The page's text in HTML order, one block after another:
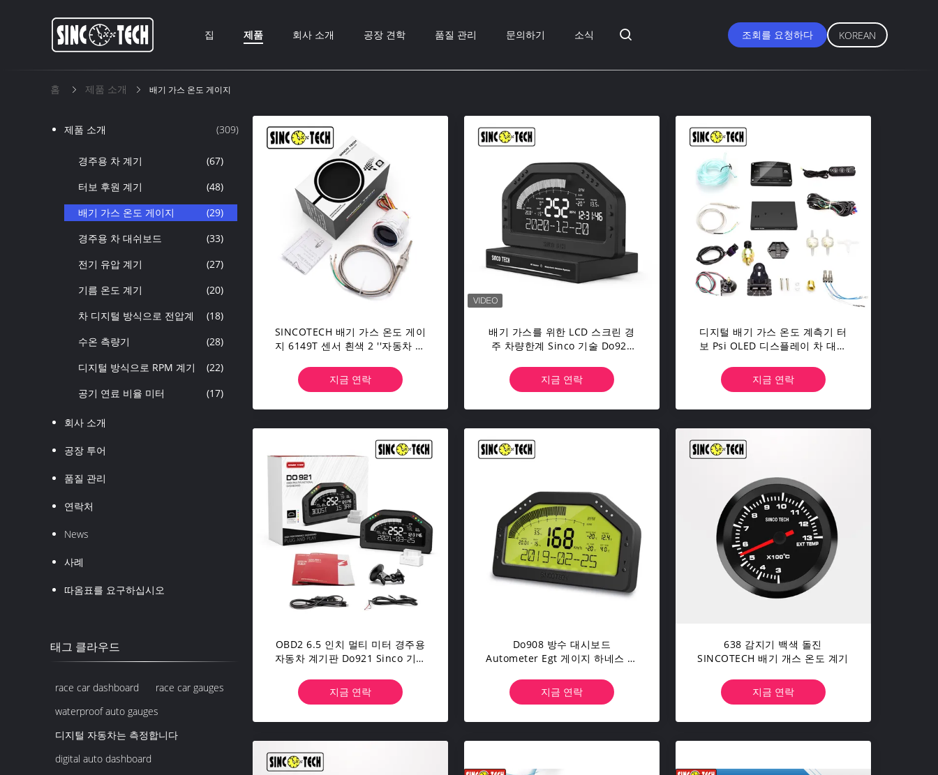
집 제품 회사 소개 공장 견학 품질 관리 문의하기 소식 조회를 요청하다 KOREAN
홈 제품 소개 배기 가스 온도 게이지
제품 소개 (309)
경주용 차 계기
(67)
터보 후원 계기
(48)
배기 가스 온도 게이지
(29)
경주용 차 대쉬보드
(33)
전기 유압 계기
(27)
기름 온도 계기
(20)
차 디지털 방식으로 전압계
(18)
수온 측량기
(28)
디지털 방식으로 RPM 계기
(22)
공기 연료 비율 미터
(17)
회사 소개
공장 투어
품질 관리
연락처
News
사례
따옴표를 요구하십시오
태그 클라우드
race car dashboard
race car gauges
waterproof auto gauges
디지털 자동차는 측정합니다
digital auto dashboard
SINCOTECH 배기 가스 온도 게이
지 6149T 센서 흰색 2 ''자동차 자
지금 연락
배기 가스를 위한 LCD 스크린 경
주 차량한계 Sinco 기술 Do922
지금 연락
디지털 배기 가스 온도 계측기 터
보 Psi OLED 디스플레이 차 대쉬
지금 연락
OBD2 6.5 인치 멀티 미터 경주용
자동차 계기판 Do921 Sinco 기술
지금 연락
Do908 방수 대시보드
Autometer Egt 게이지 하네스 와
지금 연락
638 감지기 백색 돌진
SINCOTECH 배기 개스 온도 계기
지금 연락